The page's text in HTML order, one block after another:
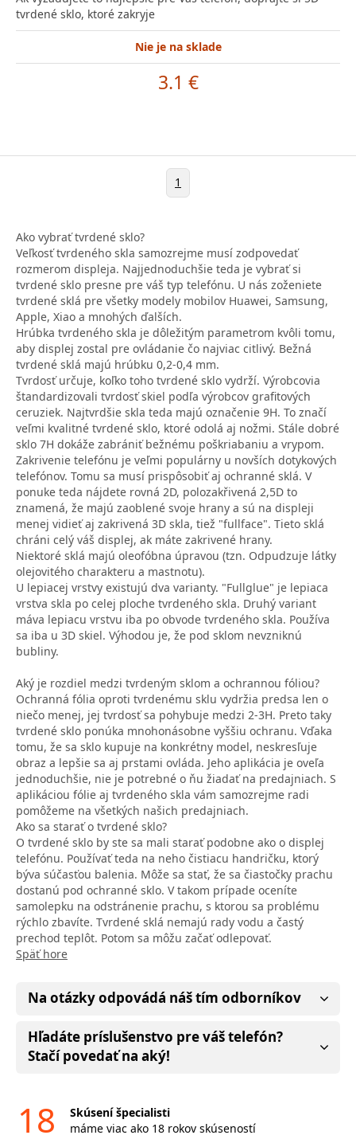
tvrdené sklo, ktoré zakryje
Nie je na sklade
3.1 €
1
Ako vybrať tvrdené sklo?
Veľkosť tvrdeného skla samozrejme musí zodpovedať
rozmerom displeja. Najjednoduchšie teda je vybrať si
tvrdené sklo presne pre váš typ telefónu. U nás zoženiete
tvrdené sklá pre všetky modely mobilov Huawei, Samsung,
Apple, Xiao a mnohých ďalších.
Hrúbka tvrdeného skla je dôležitým parametrom kvôli tomu,
aby displej zostal pre ovládanie čo najviac citlivý. Bežná
tvrdené sklá majú hrúbku 0,2-0,4 mm.
Tvrdosť určuje, koľko toho tvrdené sklo vydrží. Výrobcovia
štandardizovali tvrdosť skiel podľa výrobcov grafitových
ceruziek. Najtvrdšie skla teda majú označenie 9H. To značí
veľmi kvalitné tvrdené sklo, ktoré odolá aj nožmi. Stále dobré
sklo 7H dokáže zabrániť bežnému poškriabaniu a vrypom.
Zakrivenie telefónu je veľmi populárny u novších dotykových
telefónov. Tomu sa musí prispôsobiť aj ochranné sklá. V
ponuke teda nájdete rovná 2D, polozakřivená 2,5D to
znamená, že majú zaoblené svoje hrany a sú na displeji
menej vidieť aj zakrivená 3D skla, tiež "fullface". Tieto sklá
chráni celý váš displej, ak máte zakrivené hrany.
Niektoré sklá majú oleofóbna úpravou (tzn. Odpudzuje látky
olejovitého charakteru a mastnotu).
U lepiacej vrstvy existujú dva varianty. "Fullglue" je lepiaca
vrstva skla po celej ploche tvrdeného skla. Druhý variant
máva lepiacu vrstvu iba po obvode tvrdeného skla. Používa
sa iba u 3D skiel. Výhodou je, že pod sklom nevzniknú
bubliny.
Aký je rozdiel medzi tvrdeným sklom a ochrannou fóliou?
Ochranná fólia oproti tvrdenému sklu vydržia predsa len o
niečo menej, jej tvrdosť sa pohybuje medzi 2-3H. Preto taky
tvrdené sklo ponúka mnohonásobne vyššiu ochranu. Vďaka
tomu, že sa sklo kupuje na konkrétny model, neskresľuje
obraz a lepšie sa aj prstami ovláda. Jeho aplikácia je oveľa
jednoduchšie, nie je potrebné o ňu žiadať na predajniach. S
aplikáciou fólie aj tvrdeného skla vám samozrejme radi
pomôžeme na všetkých našich predajniach.
Ako sa starať o tvrdené sklo?
O tvrdené sklo by ste sa mali starať podobne ako o displej
telefónu. Používať teda na neho čistiacu handričku, ktorý
býva súčasťou balenia. Môže sa stať, že sa čiastočky prachu
dostanú pod ochranné sklo. V takom prípade oceníte
samolepku na odstránenie prachu, s ktorou sa problému
rýchlo zbavíte. Tvrdené sklá nemajú rady vodu a častý
prechod teplôt. Potom sa môžu začať odlepovať.
Späť hore
Na otázky odpovádá náš tím odborníkov
Hľadáte príslušenstvo pre váš telefón?
Stačí povedať na aký!
18
Skúsení špecialisti
máme viac ako 18 rokov skúseností